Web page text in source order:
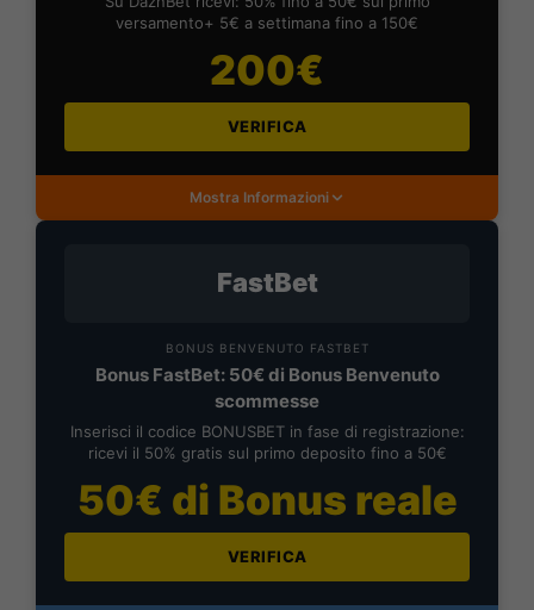
versamento+ 5€ a settimana fino a 150€
200€
VERIFICA
Mostra Informazioni
FastBet
BONUS BENVENUTO FASTBET
Bonus FastBet: 50€ di Bonus Benvenuto
scommesse
Inserisci il codice BONUSBET in fase di registrazione:
ricevi il 50% gratis sul primo deposito fino a 50€
50€ di Bonus reale
VERIFICA